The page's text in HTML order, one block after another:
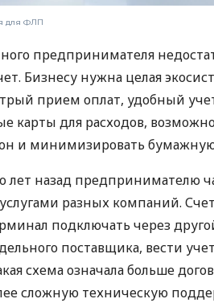
для ФЛП
предпринимателя
Бизнесу нужна целая
прием оплат, удобный
карты для расходов,
и минимизировать бумажную
лет назад предпринимателю
услугами разных компаний.
подключать через
поставщика, вести
схема означала больше
сложную техническую